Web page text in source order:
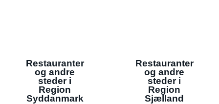
Restauranter
og andre
steder i
Region
Syddanmark
Restauranter
og andre
steder i
Region
Sjælland